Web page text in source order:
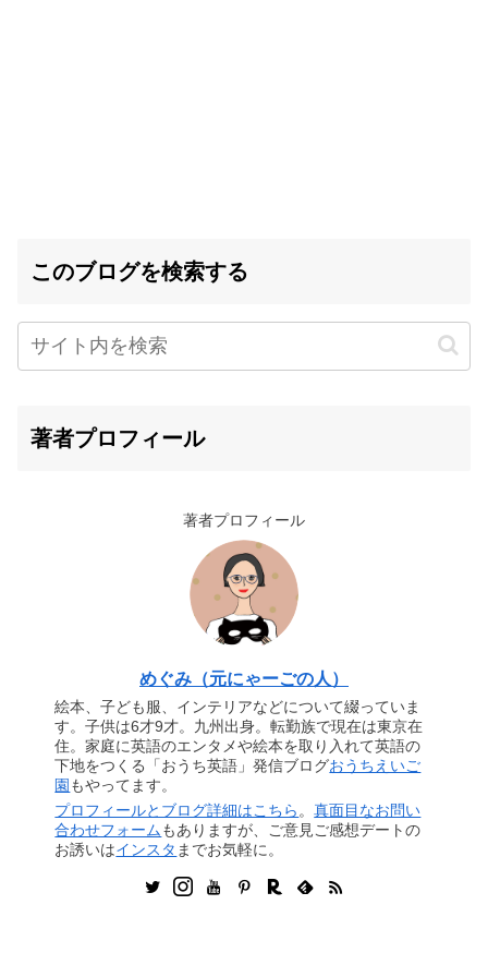
このブログを検索する
著者プロフィール
著者プロフィール
めぐみ（元にゃーごの人）
絵本、子ども服、インテリアなどについて綴っていま
す。子供は6才9才。九州出身。転勤族で現在は東京在
住。家庭に英語のエンタメや絵本を取り入れて英語の
下地をつくる「おうち英語」発信ブログおうちえいご
園 もやってます。
プロフィールとブログ詳細はこちら 。真面目なお問い
合わせフォームもありますが、ご意見ご感想デートの
お誘いはインスタ までお気軽に。